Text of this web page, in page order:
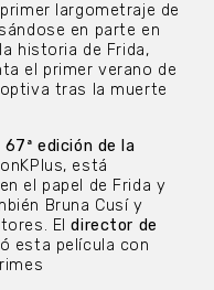
largometraje de
en parte en
historia de Frida,
el primer verano de
tras la muerte
67ª edición de la
está
el papel de Frida y
Bruna Cusí y
Eldirector de
esta película con